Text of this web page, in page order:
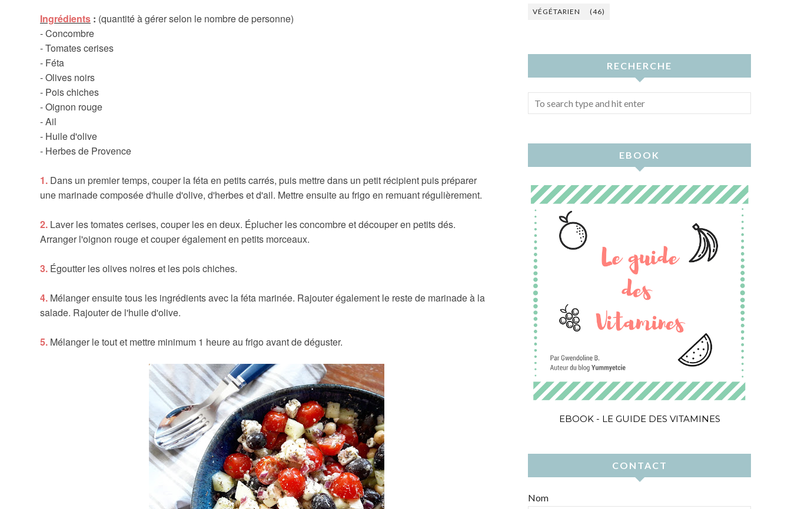
Ingrédients : (quantité à gérer selon le nombre de personne)
- Concombre
- Tomates cerises
- Féta
- Olives noirs
- Pois chiches
- Oignon rouge
- Ail
- Huile d'olive
- Herbes de Provence
1. Dans un premier temps, couper la féta en petits carrés, puis mettre dans un petit récipient puis préparer
une marinade composée d'huile d'olive, d'herbes et d'ail. Mettre ensuite au frigo en remuant régulièrement.
2. Laver les tomates cerises, couper les en deux. Éplucher les concombre et découper en petits dés.
Arranger l'oignon rouge et couper également en petits morceaux.
3. Égoutter les olives noires et les pois chiches.
4. Mélanger ensuite tous les ingrédients avec la féta marinée. Rajouter également le reste de marinade à la
salade. Rajouter de l'huile d'olive.
5. Mélanger le tout et mettre minimum 1 heure au frigo avant de déguster.
VÉGÉTARIEN (46)
RECHERCHE
EBOOK
EBOOK - LE GUIDE DES VITAMINES
CONTACT
Nom